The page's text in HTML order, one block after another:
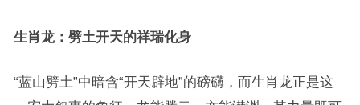
生肖龙：劈土开天的祥瑞化身
“蓝山劈土”中暗含“开天辟地”的磅礴，而生肖龙正是这